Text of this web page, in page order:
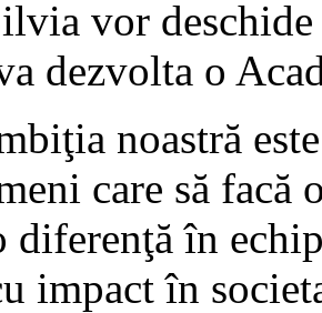
vor
dezvolta o
noastră
care să
diferenţă în
impact în